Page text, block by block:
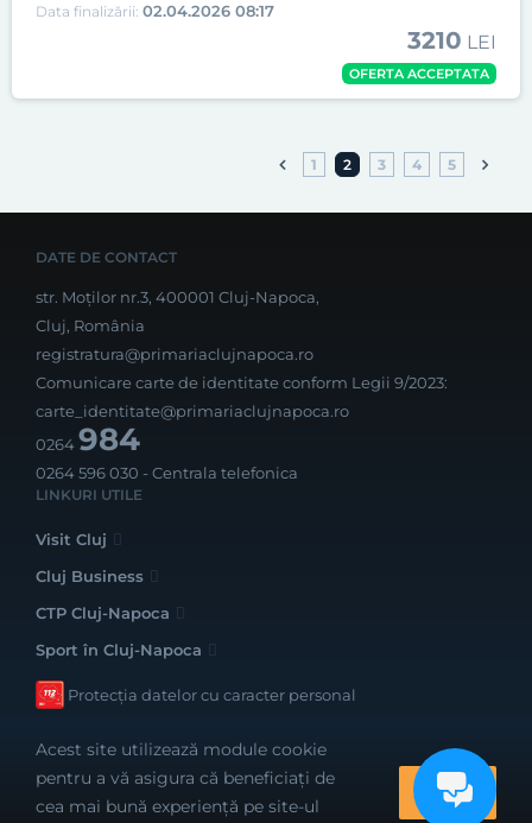
Data finalizării: 02.04.2026 08:17
3210 LEI
OFERTA ACCEPTATA
1 2 3 4 5
DATE DE CONTACT
str. Moților nr.3, 400001 Cluj-Napoca,
Cluj, România
registratura@primariaclujnapoca.ro
Comunicare carte de identitate conform Legii 9/2023:
carte_identitate@primariaclujnapoca.ro
0264984
0264 596 030 - Centrala telefonica
LINKURI UTILE
Visit Cluj
Cluj Business
CTP Cluj-Napoca
Sport în Cluj-Napoca
Protecția datelor cu caracter personal
Realizat cu bune intenții de către
Acest site utilizează module cookie
pentru a vă asigura că beneficiați de
cea mai bună experiență pe site-ul
OK